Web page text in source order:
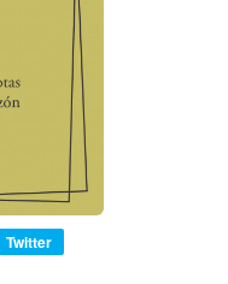
Twitter